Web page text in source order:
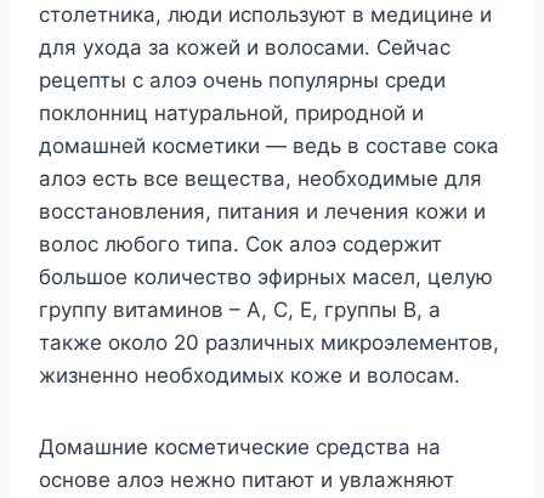
столетника, люди используют в медицине и
для ухода за кожей и волосами. Сейчас
рецепты с алоэ очень популярны среди
поклонниц натуральной, природной и
домашней косметики — ведь в составе сока
алоэ есть все вещества, необходимые для
восстановления, питания и лечения кожи и
волос любого типа. Сок алоэ содержит
большое количество эфирных масел, целую
группу витаминов – А, С, Е, группы В, а
также около 20 различных микроэлементов,
жизненно необходимых коже и волосам.
Домашние косметические средства на
основе алоэ нежно питают и увлажняют